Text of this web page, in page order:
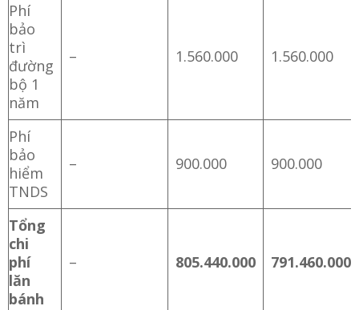
Phí
bảo
trì
đường
bộ 1
năm
– 1.560.000 1.560.000
Phí
bảo
hiểm
TNDS
– 900.000 900.000
Tổng
chi
phí
lăn
bánh
– 805.440.000 791.460.000